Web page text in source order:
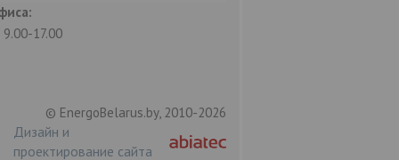
9.00-17.00
© EnergoBelarus.by, 2010-2026
Дизайн и
проектирование сайта